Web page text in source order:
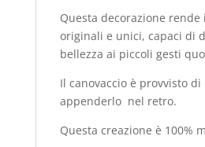
Questa decorazione rende
originali e unici, capaci di
bellezza ai piccoli gesti
Il canovaccio è provvisto
appenderlo nel retro.
Questa creazione è 100%